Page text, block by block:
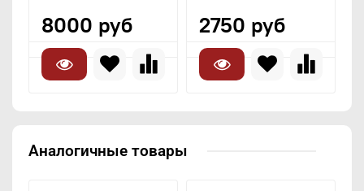
8000 руб 2750 руб
Аналогичные товары